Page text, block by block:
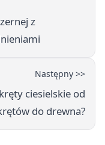
z
Następny >>
ciesielskie od
do drewna?